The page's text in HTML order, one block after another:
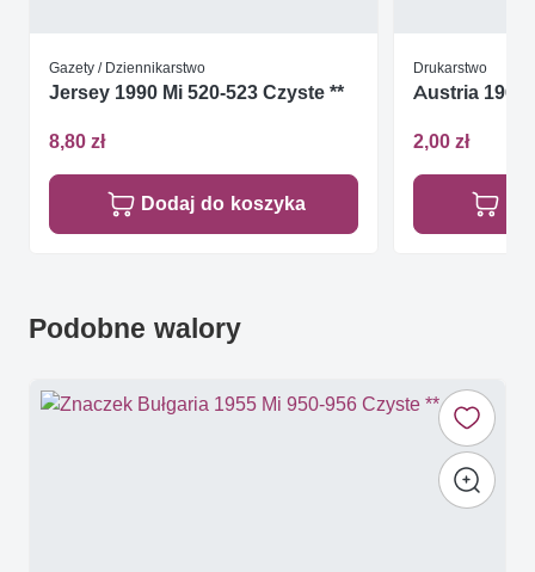
Gazety / Dziennikarstwo
Jersey 1990 Mi 520-523 Czyste **
8,80 zł
Dodaj do koszyka
Drukarstwo
Austria 1964
2,00 zł
Podobne walory